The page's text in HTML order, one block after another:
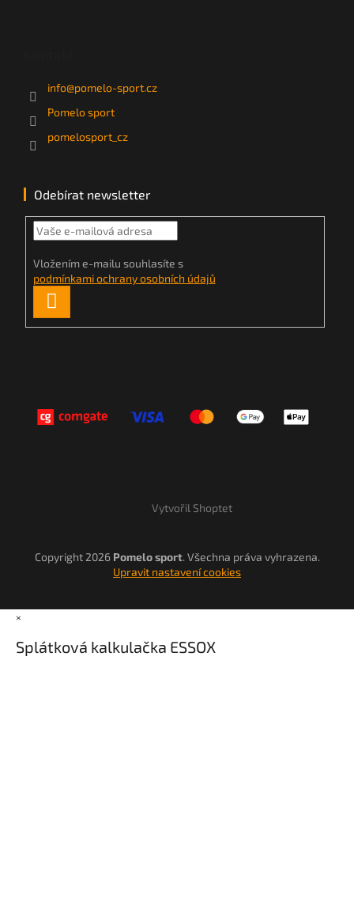
info@pomelo-sport.cz
Pomelo sport
pomelosport_cz
Odebírat newsletter
Vložením e-mailu souhlasíte s
podmínkami ochrany osobních údajů
SE
Vytvořil Shoptet
Copyright 2026 Pomelo sport. Všechna práva vyhrazena.
Upravit nastavení cookies
×
Splátková kalkulačka ESSOX